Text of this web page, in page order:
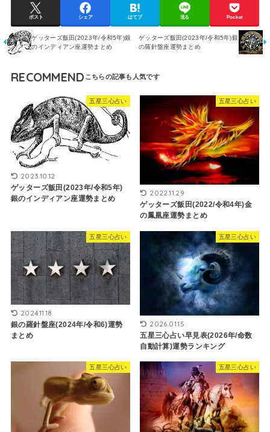
ポスト シェア はてブ 送る Pocket
ゲッターズ飯田(2023年/令和5年)銀
のインディアン座運勢まとめ
ゲッターズ飯田(2023年/令和5年)銀
の羅針盤座運勢まとめ
RECOMMEND
五星三心占い
2023.10.12
ゲッターズ飯田(2023年/令和5年)
銀のインディアン座運勢まとめ
五星三心占い
2022.11.29
ゲッターズ飯田(2022/令和4年)金
の鳳凰座運勢まとめ
五星三心占い
2024.11.18
銀の羅針盤座(2024年/令和6)運勢
まとめ
五星三心占い
2026.01.15
五星三心占い早見表(2026年/命数
自動計算)運勢ランキング
五星三心占い 五星三心占い